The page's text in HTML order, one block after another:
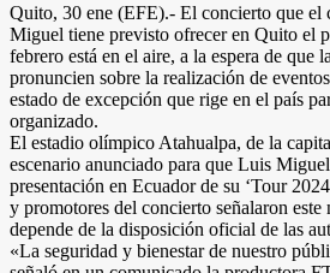
Quito, 30 ene (EFE).- El concierto que el
Miguel tiene previsto ofrecer en Quito el
febrero está en el aire, a la espera de que
pronuncien sobre la realización de
estado de excepción que rige en el país
organizado.
El estadio olímpico Atahualpa, de la
escenario anunciado para que Luis
presentación en Ecuador de su ‘Tour
y promotores del concierto señalaron este
depende de la disposición oficial de las
«La seguridad y bienestar de nuestro